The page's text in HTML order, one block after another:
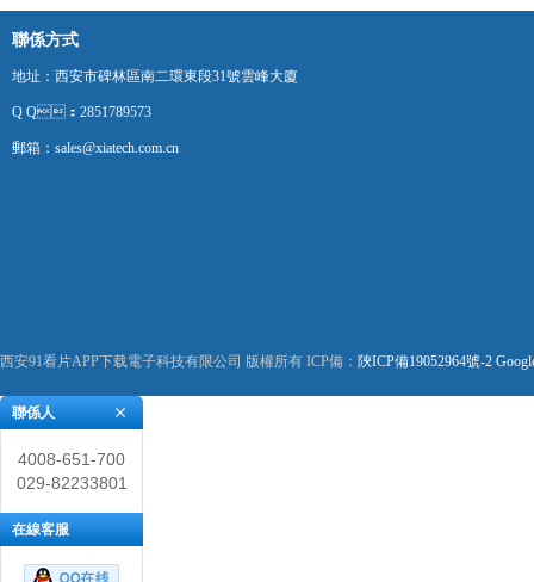
聯係方式
地址：西安市碑林區南二環東段31號雲峰大廈
Q Q：2851789573
郵箱：sales@xiatech.com.cn
西安91看片APP下载電子科技有限公司 版權所有 ICP備： 陝ICP備19052964號-2
聯係人
4008-651-700
029-82233801
在線客服